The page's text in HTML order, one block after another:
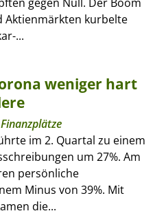
Aktienmärkten kurbelte
...
weniger hart
Finanzplätze
im 2. Quartal zu einem
um 27%. Am
persönliche
Minus von 39%. Mit
die...